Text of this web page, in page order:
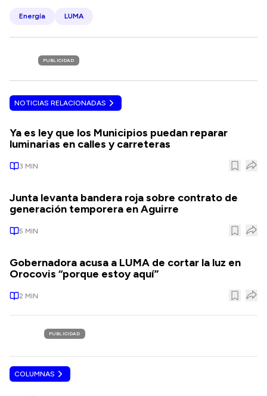
Energía LUMA
PUBLICIDAD
NOTICIAS RELACIONADAS
Ya es ley que los Municipios puedan reparar
luminarias en calles y carreteras
3 MIN
Junta levanta bandera roja sobre contrato de
generación temporera en Aguirre
5 MIN
Gobernadora acusa a LUMA de cortar la luz en
Orocovis “porque estoy aquí”
2 MIN
PUBLICIDAD
COLUMNAS